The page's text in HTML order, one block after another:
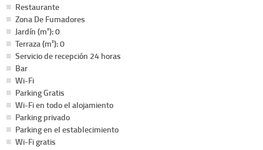
Restaurante
Zona De Fumadores
Jardín (m²): 0
Terraza (m²): 0
Servicio de recepción 24 horas
Bar
Wi-Fi
Parking Gratis
Wi-Fi en todo el alojamiento
Parking privado
Parking en el establecimiento
Wi-Fi gratis